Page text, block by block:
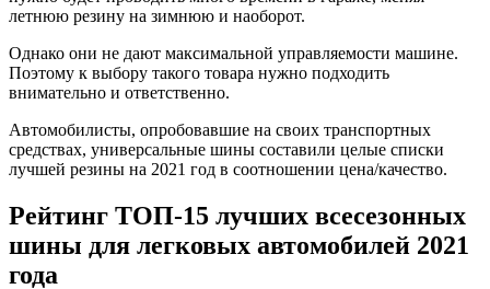
летнюю резину на зимнюю и наоборот.
Однако они не дают максимальной управляемости машине.
Поэтому к выбору такого товара нужно подходить
внимательно и ответственно.
Автомобилисты, опробовавшие на своих транспортных
средствах, универсальные шины составили целые списки
лучшей резины на 2021 год в соотношении цена/качество.
Рейтинг ТОП-15 лучших всесезонных
шины для легковых автомобилей 2021
года